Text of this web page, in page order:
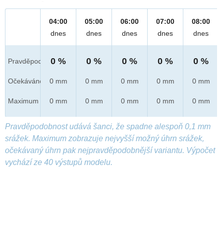
Pravděpod.
Očekáváno
Maximum
04:00
dnes
0 %
0 mm
0 mm
05:00
dnes
0 %
0 mm
0 mm
06:00
dnes
0 %
0 mm
0 mm
07:00
dnes
0 %
0 mm
0 mm
08:00
dnes
0 %
0 mm
0 mm
Pravděpodobnost udává šanci, že spadne alespoň 0,1 mm
srážek. Maximum zobrazuje nejvyšší možný úhrn srážek,
očekávaný úhrn pak nejpravděpodobnější variantu. Výpočet
vychází ze 40 výstupů modelu.